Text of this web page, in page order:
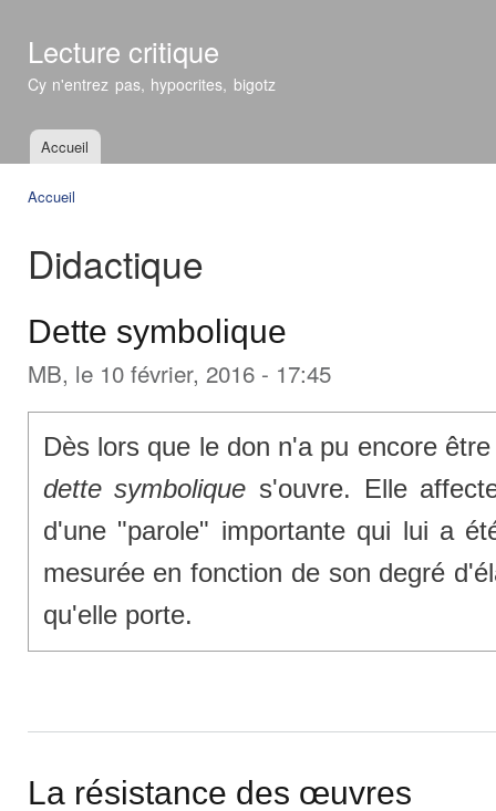
Lecture critique
Cy n'entrez pas, hypocrites, bigotz
Menu principal
Accueil
Accueil
Didactique
Dette symbolique
MB, le 10 février, 2016 - 17:45
Dès lors que le don n'a pu encore
dette symbolique s'ouvre. Elle
d'une "parole" importante qui lui a
mesurée en fonction de son degré
qu'elle porte.
La résistance des œuvres